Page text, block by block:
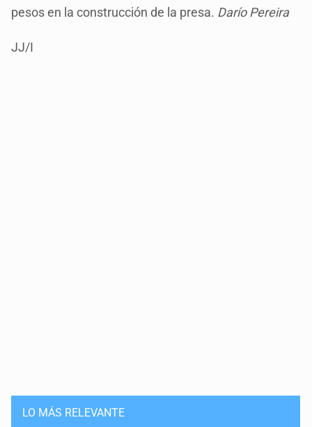
pesos en la construcción de la presa. Darío Pereira
JJ/I
LO MÁS RELEVANTE